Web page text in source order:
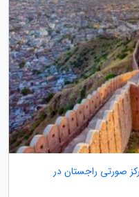
صورتی راجستان در